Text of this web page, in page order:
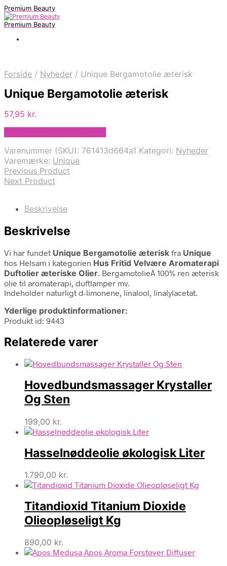
Premium Beauty
Premium Beauty
Forside / Nyheder / Unique Bergamotolie æterisk
Unique Bergamotolie æterisk
57,95 kr.
Varenummer (SKU): 761413d664a1 Kategori: Nyheder
Varemærke: Unique
Previous Product
Next Product
Beskrivelse
Beskrivelse
Vi har fundet Unique Bergamotolie æterisk fra Unique
hos Helsam i kategorien Hus Fritid Velvære Aromaterapi
Duftolier æteriske Olier. BergamotolieÂ 100% ren æterisk
olie til aromaterapi, duftlamper mv.
Indeholder naturligt d-limonene, linalool, linalylacetat.
Yderlige produktinformationer:
Produkt id: 9443
Relaterede varer
Hovedbundsmassager Krystaller
Og Sten
199,00 kr.
Hasselnøddeolie økologisk Liter
1.790,00 kr.
Titandioxid Titanium Dioxide
Olieopløseligt Kg
890,00 kr.